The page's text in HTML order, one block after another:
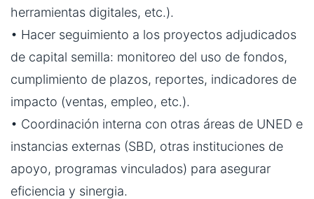
herramientas digitales, etc.).
• Hacer seguimiento a los proyectos adjudicados
de capital semilla: monitoreo del uso de fondos,
cumplimiento de plazos, reportes, indicadores de
impacto (ventas, empleo, etc.).
• Coordinación interna con otras áreas de UNED e
instancias externas (SBD, otras instituciones de
apoyo, programas vinculados) para asegurar
eficiencia y sinergia.